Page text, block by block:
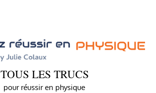
TOUS LES TRUCS
pour réussir en physique